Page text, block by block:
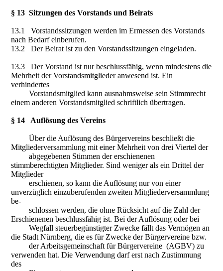
§ 13 Sitzungen des Vorstands und Beirats
13.1 Vorstandssitzungen werden im Ermessen des Vorstands
nach Bedarf einberufen.
13.2 Der Beirat ist zu den Vorstandssitzungen eingeladen.
13.3 Der Vorstand ist nur beschlussfähig, wenn mindestens die
Mehrheit der Vorstandsmitglieder anwesend ist. Ein
verhindertes
Vorstandsmitglied kann ausnahmsweise sein Stimmrecht
einem anderen Vorstandsmitglied schriftlich übertragen.
§ 14 Auflösung des Vereins
Über die Auflösung des Bürgervereins beschließt die
Mitgliederversammlung mit einer Mehrheit von drei Viertel der
abgegebenen Stimmen der erschienenen
stimmberechtigten Mitglieder. Sind weniger als ein Drittel der
Mitglieder
erschienen, so kann die Auflösung nur von einer
unverzüglich einzuberufenden zweiten Mitgliederversammlung
be-
schlossen werden, die ohne Rücksicht auf die Zahl der
Erschienenen beschlussfähig ist. Bei der Auflösung oder bei
Wegfall steuerbegünstigter Zwecke fällt das Vermögen an
die Stadt Nürnberg, die es für Zwecke der Bürgervereine bzw.
der Arbeitsgemeinschaft für Bürgervereine (AGBV) zu
verwenden hat. Die Verwendung darf erst nach Zustimmung
des